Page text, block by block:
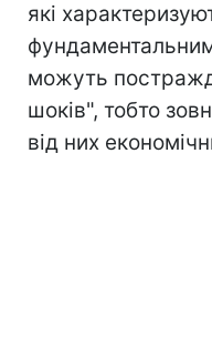
які
можуть
шоків", тобто
від них